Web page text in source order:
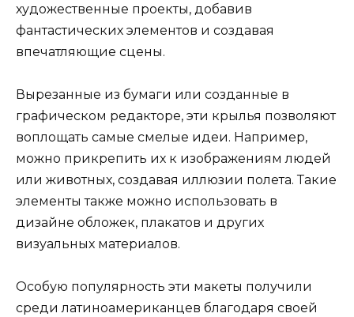
художественные проекты, добавив
фантастических элементов и создавая
впечатляющие сцены.
Вырезанные из бумаги или созданные в
графическом редакторе, эти крылья позволяют
воплощать самые смелые идеи. Например,
можно прикрепить их к изображениям людей
или животных, создавая иллюзии полета. Такие
элементы также можно использовать в
дизайне обложек, плакатов и других
визуальных материалов.
Особую популярность эти макеты получили
среди латиноамериканцев благодаря своей